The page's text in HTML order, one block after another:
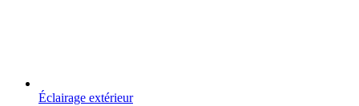
Éclairage extérieur